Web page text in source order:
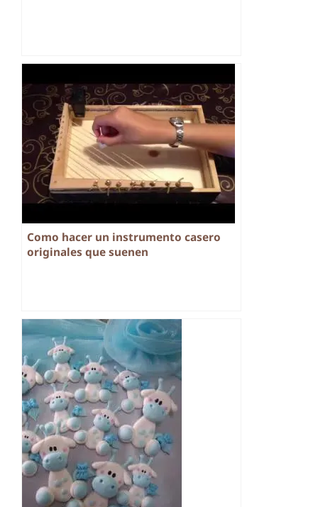
Como hacer un instrumento casero
originales que suenen